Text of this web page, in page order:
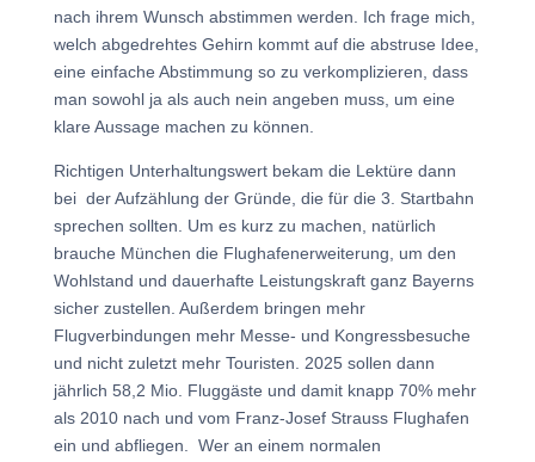
nach ihrem Wunsch abstimmen werden. Ich frage mich,
welch abgedrehtes Gehirn kommt auf die abstruse Idee,
eine einfache Abstimmung so zu verkomplizieren, dass
man sowohl ja als auch nein angeben muss, um eine
klare Aussage machen zu können.
Richtigen Unterhaltungswert bekam die Lektüre dann
bei der Aufzählung der Gründe, die für die 3. Startbahn
sprechen sollten. Um es kurz zu machen, natürlich
brauche München die Flughafenerweiterung, um den
Wohlstand und dauerhafte Leistungskraft ganz Bayerns
sicher zustellen. Außerdem bringen mehr
Flugverbindungen mehr Messe- und Kongressbesuche
und nicht zuletzt mehr Touristen. 2025 sollen dann
jährlich 58,2 Mio. Fluggäste und damit knapp 70% mehr
als 2010 nach und vom Franz-Josef Strauss Flughafen
ein und abfliegen. Wer an einem normalen